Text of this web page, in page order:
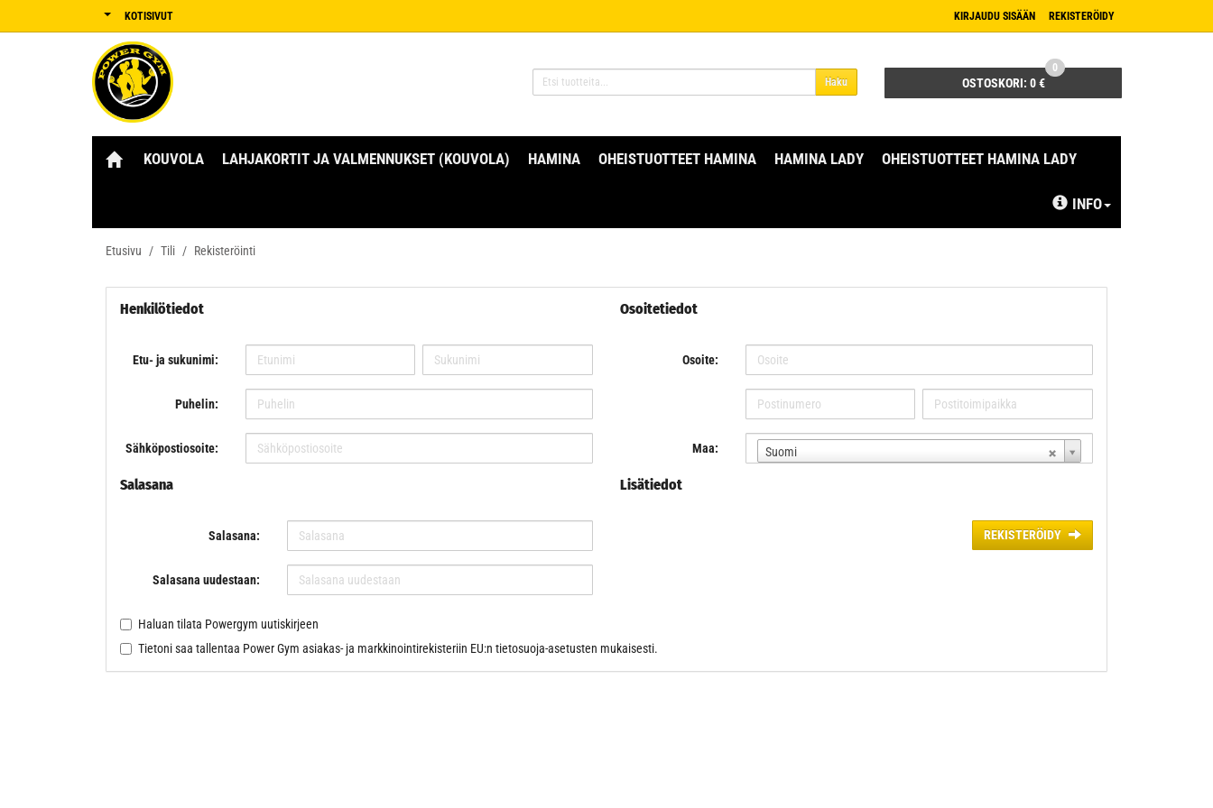
KOTISIVUT KIRJAUDU SISÄÄN REKISTERÖIDY
Haku OSTOSKORI: 0 €
0
KOUVOLA LAHJAKORTIT JA VALMENNUKSET (KOUVOLA) HAMINA OHEISTUOTTEET HAMINA HAMINA LADY OHEISTUOTTEET HAMINA LADY
INFO
Etusivu Tili Rekisteröinti
Henkilötiedot
Etu- ja sukunimi:
Puhelin:
Sähköpostiosoite:
Salasana
Salasana:
Salasana uudestaan:
Osoitetiedot
Osoite:
Maa: Suomi
Lisätiedot
REKISTERÖIDY
Haluan tilata Powergym uutiskirjeen
Tietoni saa tallentaa Power Gym asiakas- ja markkinointirekisteriin EU:n tietosuoja-asetusten mukaisesti.